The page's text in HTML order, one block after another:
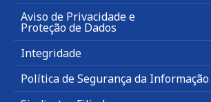
Aviso de Privacidade e
Proteção de Dados
Integridade
Política de Segurança da Informação